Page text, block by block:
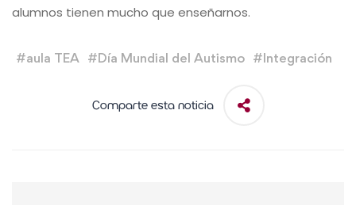
alumnos tienen mucho que enseñarnos.
#aula TEA #Día Mundial del Autismo #Integración
Comparte esta noticia